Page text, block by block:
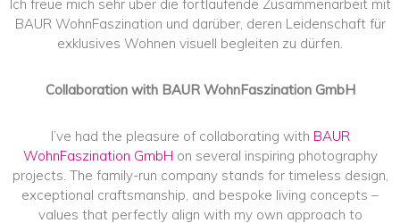
Ich freue mich sehr über die fortlaufende Zusammenarbeit mit
BAUR WohnFaszination und darüber, deren Leidenschaft für
exklusives Wohnen visuell begleiten zu dürfen.
Collaboration with BAUR WohnFaszination GmbH
I’ve had the pleasure of collaborating with BAUR
WohnFaszination GmbH on several inspiring photography
projects. The family-run company stands for timeless design,
exceptional craftsmanship, and bespoke living concepts –
values that perfectly align with my own approach to